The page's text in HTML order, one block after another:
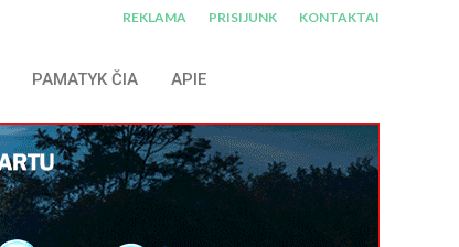
REKLAMA PRISIJUNK KONTAKTAI
PAMATYK ČIA APIE